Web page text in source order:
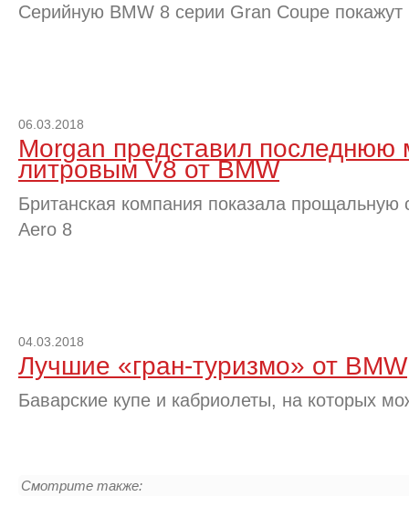
Серийную BMW 8 серии Gran Coupe покажут
06.03.2018
Morgan представил последнюю
литровым V8 от BMW
Британская компания показала прощальную
Aero 8
04.03.2018
Лучшие «гран-туризмо» от BMW
Баварские купе и кабриолеты, на которых
Смотрите также: